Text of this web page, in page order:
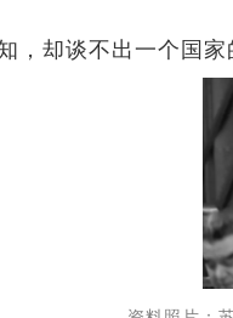
却谈不出一个国家